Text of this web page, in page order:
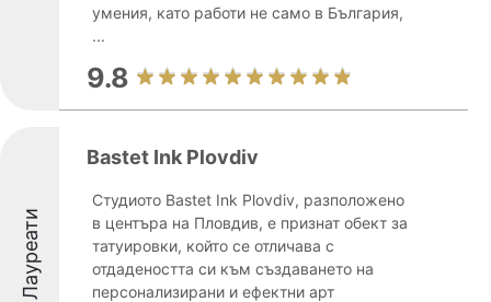
умения, като работи не само в България,
...
9.8
Лауреати
Bastet Ink Plovdiv
Студиото Bastet Ink Plovdiv, разположено
в центъра на Пловдив, е признат обект за
татуировки, който се отличава с
отдадеността си към създаването на
персонализирани и ефектни арт